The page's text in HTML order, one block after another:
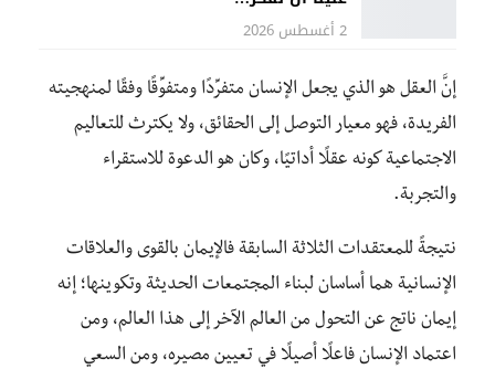
2 أغسطس 2026
إنَّ العقل هو الذي يجعل الإنسان متفرِّدًا ومتفوِّقًا وفقًا لمنهجيته
الفريدة، فهو معيار التوصل إلى الحقائق، ولا يكترث للتعاليم
الاجتماعية كونه عقلًا أداتيًا، وكان هو الدعوة للاستقراء
والتجربة.
نتيجةً للمعتقدات الثلاثة السابقة فالإيمان بالقوى والعلاقات
الإنسانية هما أساسان لبناء المجتمعات الحديثة وتكوينها؛ إنه
إيمان ناتج عن التحول من العالم الآخر إلى هذا العالم، ومن
اعتماد الإنسان فاعلًا أصيلًا في تعيين مصيره، ومن السعي